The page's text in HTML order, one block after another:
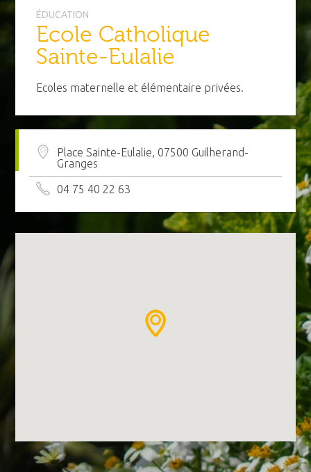
ÉDUCATION
Ecole Catholique
Sainte-Eulalie
Ecoles maternelle et élémentaire privées.
Place Sainte-Eulalie, 07500 Guilherand-
Granges
04 75 40 22 63